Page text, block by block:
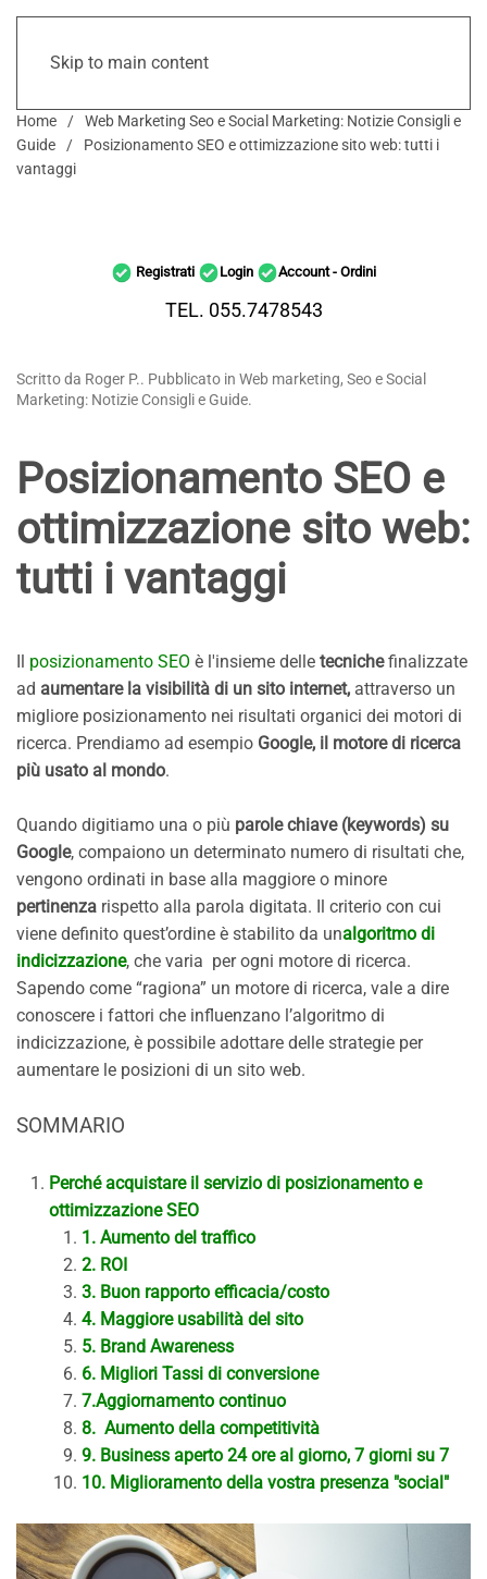
Skip to main content
Home
Web Marketing Seo e Social Marketing: Notizie Consigli e
Guide
Posizionamento SEO e ottimizzazione sito web: tutti i
vantaggi
Registrati Login Account - Ordini
TEL. 055.7478543
Scritto da Roger P.. Pubblicato in Web marketing, Seo e Social
Marketing: Notizie Consigli e Guide.
Posizionamento SEO e
ottimizzazione sito web:
tutti i vantaggi
Il posizionamento SEO è l'insieme delle tecnichefinalizzate
ad aumentare la visibilità di un sito internet, attraverso un
migliore posizionamento nei risultati organici dei motori di
ricerca. Prendiamo ad esempio Google, il motore di ricerca
più usato al mondo.
Quando digitiamo una o più parole chiave (keywords) su
Google, compaiono un determinato numero di risultati che,
vengono ordinati in base alla maggiore o minore
pertinenza rispetto alla parola digitata. Il criterio con cui
viene definito quest’ordine è stabilito da unalgoritmo di
indicizzazione, che varia per ogni motore di ricerca.
Sapendo come “ragiona” un motore di ricerca, vale a dire
conoscere i fattori che influenzano l’algoritmo di
indicizzazione, è possibile adottare delle strategie per
aumentare le posizioni di un sito web.
SOMMARIO
Perché acquistare il servizio di posizionamento e
ottimizzazione SEO
1. Aumento del traffico
2. ROI
3. Buon rapporto efficacia/costo
4. Maggiore usabilità del sito
5. Brand Awareness
6. Migliori Tassi di conversione
7.Aggiornamento continuo
8. Aumento della competitività
9. Business aperto 24 ore al giorno, 7 giorni su 7
10. Miglioramento della vostra presenza "social"